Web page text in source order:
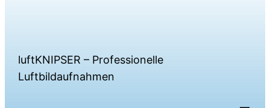
luftKNIPSER – Professionelle
Luftbildaufnahmen